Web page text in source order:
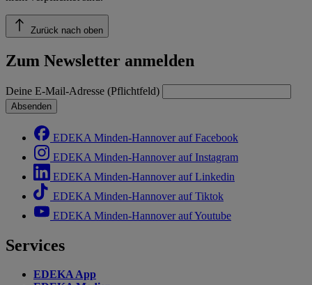
Zurück nach oben
Zum Newsletter anmelden
Deine E-Mail-Adresse (Pflichtfeld)
Absenden
EDEKA Minden-Hannover auf Facebook
EDEKA Minden-Hannover auf Instagram
EDEKA Minden-Hannover auf Linkedin
EDEKA Minden-Hannover auf Tiktok
EDEKA Minden-Hannover auf Youtube
Services
EDEKA App